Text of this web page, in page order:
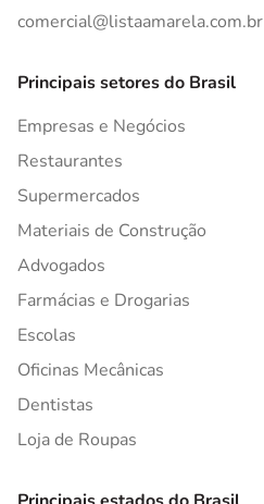
comercial@listaamarela.com.br
Principais setores do Brasil
Empresas e Negócios
Restaurantes
Supermercados
Materiais de Construção
Advogados
Farmácias e Drogarias
Escolas
Oficinas Mecânicas
Dentistas
Loja de Roupas